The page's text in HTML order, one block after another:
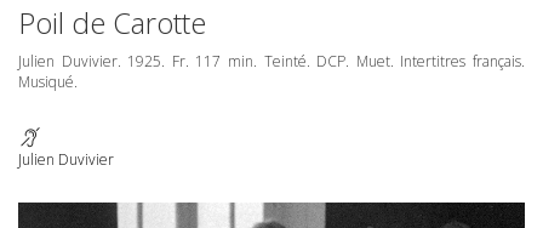
Poil de Carotte
Julien Duvivier. 1925. Fr. 117 min. Teinté. DCP. Muet. Intertitres français.
Musiqué.
Julien Duvivier